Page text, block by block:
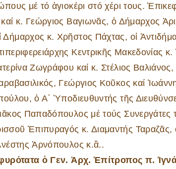
μέ τό ἁγιοκέρι στό χέρι τους.
κ. Γεώργιος Βαγιωνᾶς, ὁ Δήμαρχος
κ. Χρῆστος Πάχτας, οἱ
Κεντρικῆς Μακεδονίας
Ζωγράφου καί κ. Στέλιος Βαλιάνος,
Γεώργιος Κοῦκος καί
ὁ Α΄ Ὑποδιευθυντής τῆς
Παπαδόπουλος μέ τούς Συνεργάτες
Ἐπιπυραγός κ. Διαμαντής
Ἀρνόπουλος κ.ἂ..
ὁ Γεν. Ἀρχ. Ἐπίτροπος π.